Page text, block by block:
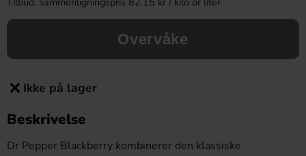
Overvåke
Ikke på lager
Beskrivelse
Dr Pepper Blackberry kombinerer den klassiske